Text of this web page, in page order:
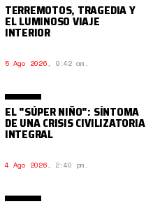
TERREMOTOS, TRAGEDIA Y
EL LUMINOSO VIAJE
INTERIOR
5 Ago 2026, 9:42 am.
EL "SÚPER NIÑO": SÍNTOMA
DE UNA CRISIS CIVILIZATORIA
INTEGRAL
4 Ago 2026, 2:40 pm.